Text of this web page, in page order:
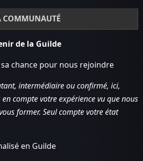
COMMUNAUTÉ
de la Guilde
chance pour nous rejoindre
intermédiaire ou confirmé, ici,
compte votre expérience vu que nous
former. Seul compte votre état
en Guilde